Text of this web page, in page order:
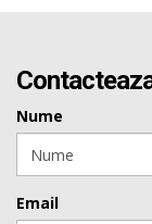
Nume
Email